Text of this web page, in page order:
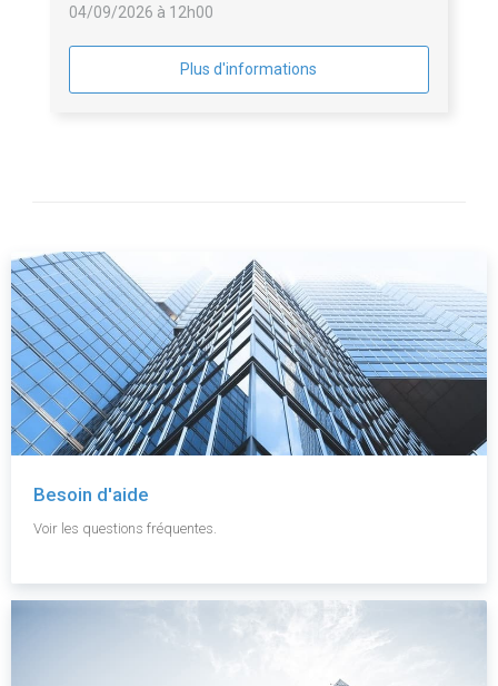
04/09/2026 à 12h00
Plus d'informations
Besoin d'aide
Voir les questions fréquentes.